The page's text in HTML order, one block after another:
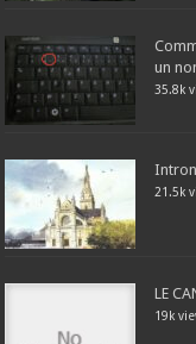
un
35.8k
21.5k
LE
19k